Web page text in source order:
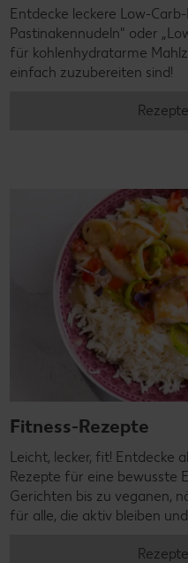
Entdecke leckere Low-
Pastinakennudeln" oder
für kohlenhydratarme
einfach zuzubereiten sind!
Fitness-Rezepte
Leicht, lecker, fit! Entdecke
Rezepte für eine bewusste
Gerichten bis zu veganen,
für alle, die aktiv bleiben